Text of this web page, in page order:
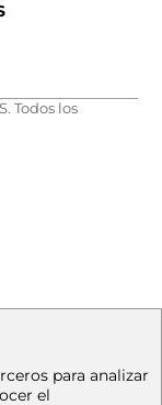
Todos los
para analizar
el